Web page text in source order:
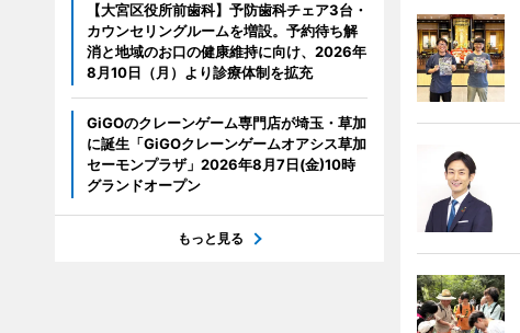
【大宮区役所前歯科】予防歯科チェア3台・
カウンセリングルームを増設。予約待ち解
消と地域のお口の健康維持に向け、2026年
8月10日（月）より診療体制を拡充
GiGOのクレーンゲーム専門店が埼玉・草加
に誕生「GiGOクレーンゲームオアシス草加
セーモンプラザ」2026年8月7日(金)10時
グランドオープン
もっと見る